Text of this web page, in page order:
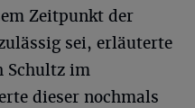
Zeitpunkt der
sei, erläuterte
Schultz im
dieser nochmals